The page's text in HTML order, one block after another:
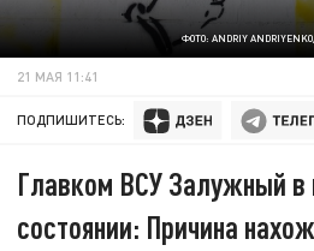
ФОТО: ANDRIY ANDRIYENKO/
21 МАЯ 11:41
ПОДПИШИТЕСЬ:
Главком ВСУ Залужный в
состоянии: Причина